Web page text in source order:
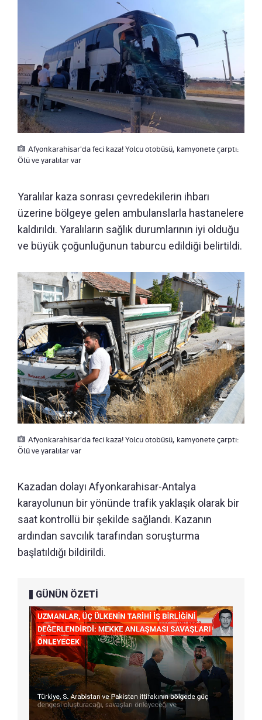
Afyonkarahisar'da feci kaza! Yolcu otobüsü, kamyonete çarptı:
Ölü ve yaralılar var
Yaralılar kaza sonrası çevredekilerin ihbarı
üzerine bölgeye gelen ambulanslarla hastanelere
kaldırıldı. Yaralıların sağlık durumlarının iyi olduğu
ve büyük çoğunluğunun taburcu edildiği belirtildi.
Afyonkarahisar'da feci kaza! Yolcu otobüsü, kamyonete çarptı:
Ölü ve yaralılar var
Kazadan dolayı Afyonkarahisar-Antalya
karayolunun bir yönünde trafik yaklaşık olarak bir
saat kontrollü bir şekilde sağlandı. Kazanın
ardından savcılık tarafından soruşturma
başlatıldığı bildirildi.
GÜNÜN ÖZETİ